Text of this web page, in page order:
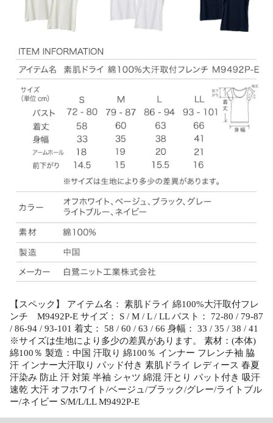
【スペック】 アイテム名： 素肌ドライ 綿100%大汗取付フレ
ンチ M9492P-E サイズ： S / M / L / LL バスト： 72-80 / 79-87
/ 86-94 / 93-101 着丈： 58 / 60 / 63 / 66 身幅： 33 / 35 / 38 / 41
※サイズは生地により多少の差異があります。 素材：(本体)
綿100％ 製造：中国 汗取り 綿100％ インナー フレンチ袖 脇
汗 インナー大汗取り パッド付き 素肌ドライ レディース 春夏
汗染み 防止 汗 対策 半袖 シャツ 綿混 汗とり パット付き 吸汗
速乾 大汗 オフホワイト/ベージュ/ブラック/グレー/ライトブル
ー/ネイビー S/M/L/LL M9492P-E